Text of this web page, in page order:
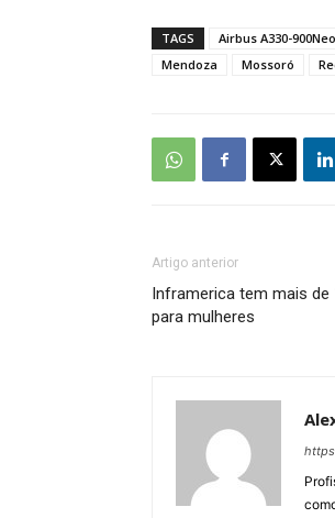
TAGS Airbus A330-900Neo
Mendoza
Mossoró
Artigo anterior
Inframerica tem mais
para mulheres